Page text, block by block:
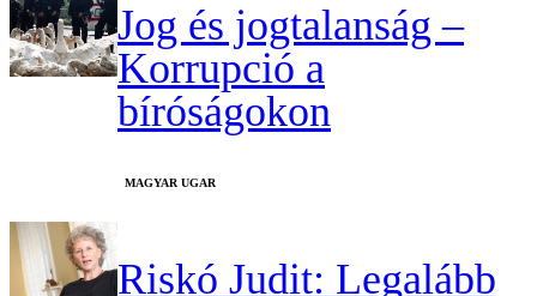
Jog és jogtalanság –
Korrupció a
bíróságokon
MAGYAR UGAR
Riskó Judit: Legalább